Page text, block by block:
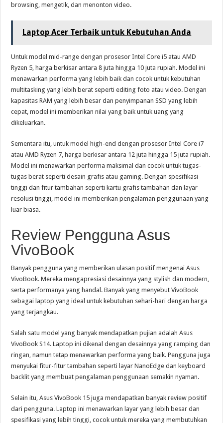
browsing, mengetik, dan menonton video.
Laptop Acer Terbaik untuk Kebutuhan Anda
Untuk model mid-range dengan prosesor Intel Core i5 atau AMD
Ryzen 5, harga berkisar antara 8 juta hingga 10 juta rupiah. Model ini
menawarkan performa yang lebih baik dan cocok untuk kebutuhan
multitasking yang lebih berat seperti editing foto atau video. Dengan
kapasitas RAM yang lebih besar dan penyimpanan SSD yang lebih
cepat, model ini memberikan nilai yang baik untuk uang yang
dikeluarkan.
Sementara itu, untuk model high-end dengan prosesor Intel Core i7
atau AMD Ryzen 7, harga berkisar antara 12 juta hingga 15 juta rupiah.
Model ini menawarkan performa maksimal dan cocok untuk tugas-
tugas berat seperti desain grafis atau gaming. Dengan spesifikasi
tinggi dan fitur tambahan seperti kartu grafis tambahan dan layar
resolusi tinggi, model ini memberikan pengalaman penggunaan yang
luar biasa.
Review Pengguna Asus
VivoBook
Banyak pengguna yang memberikan ulasan positif mengenai Asus
VivoBook. Mereka mengapresiasi desainnya yang stylish dan modern,
serta performanya yang handal. Banyak yang menyebut VivoBook
sebagai laptop yang ideal untuk kebutuhan sehari-hari dengan harga
yang terjangkau.
Salah satu model yang banyak mendapatkan pujian adalah Asus
VivoBook S14. Laptop ini dikenal dengan desainnya yang ramping dan
ringan, namun tetap menawarkan performa yang baik. Pengguna juga
menyukai fitur-fitur tambahan seperti layar NanoEdge dan keyboard
backlit yang membuat pengalaman penggunaan semakin nyaman.
Selain itu, Asus VivoBook 15 juga mendapatkan banyak review positif
dari pengguna. Laptop ini menawarkan layar yang lebih besar dan
spesifikasi yang lebih tinggi, cocok untuk mereka yang membutuhkan